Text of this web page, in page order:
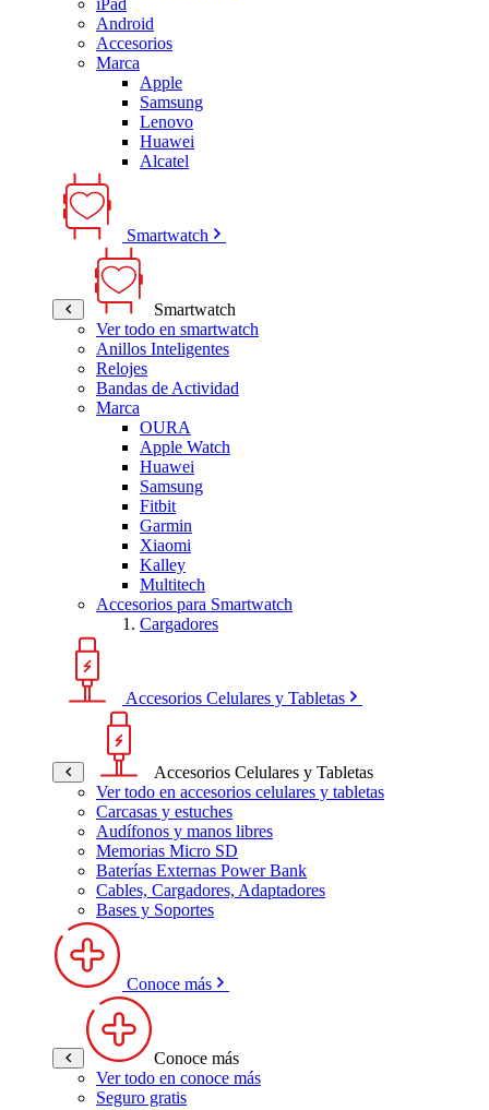
Android
Accesorios
Marca
Apple
Samsung
Lenovo
Huawei
Alcatel
Smartwatch
Smartwatch
Ver todo en smartwatch
Anillos Inteligentes
Relojes
Bandas de Actividad
Marca
OURA
Apple Watch
Huawei
Samsung
Fitbit
Garmin
Xiaomi
Kalley
Multitech
Accesorios para Smartwatch
Cargadores
Accesorios Celulares y Tabletas
Accesorios Celulares y Tabletas
Ver todo en accesorios celulares y tabletas
Carcasas y estuches
Audífonos y manos libres
Memorias Micro SD
Baterías Externas Power Bank
Cables, Cargadores, Adaptadores
Bases y Soportes
Conoce más
Conoce más
Ver todo en conoce más
Seguro gratis